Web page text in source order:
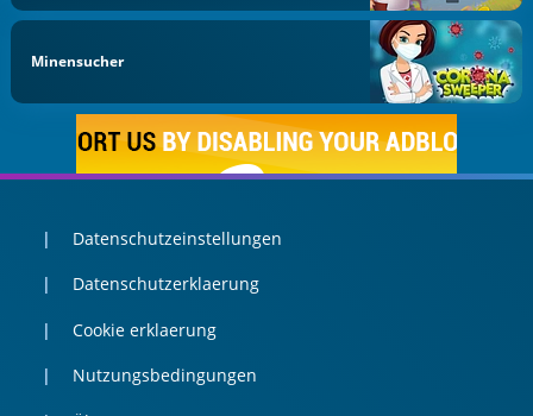
Minensucher
Datenschutzeinstellungen
Datenschutzerklaerung
Cookie erklaerung
Nutzungsbedingungen